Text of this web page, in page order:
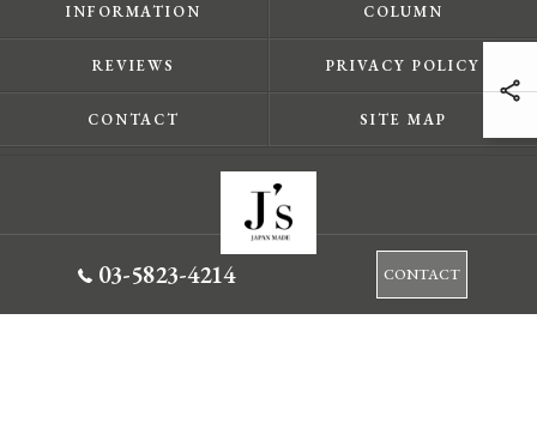
03-5823-4214 CONTACT
INFORMATION COLUMN
REVIEWS PRIVACY POLICY
CONTACT SITE MAP
© 2026 東京都蔵前のセレクトショップならJ's ALL RIGHTS RESERVED.